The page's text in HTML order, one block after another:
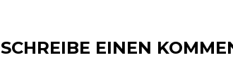
SCHREIBE EINEN